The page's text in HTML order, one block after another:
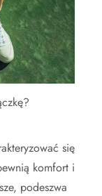
się
komfort i
podeszwa